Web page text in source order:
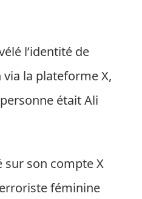
l’identité de
via la plateforme X,
était Ali
sur son compte X
féminine